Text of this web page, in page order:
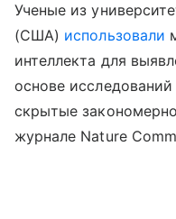
Ученые из
(США) использовали
интеллекта для
основе
скрытые
журнале Nature